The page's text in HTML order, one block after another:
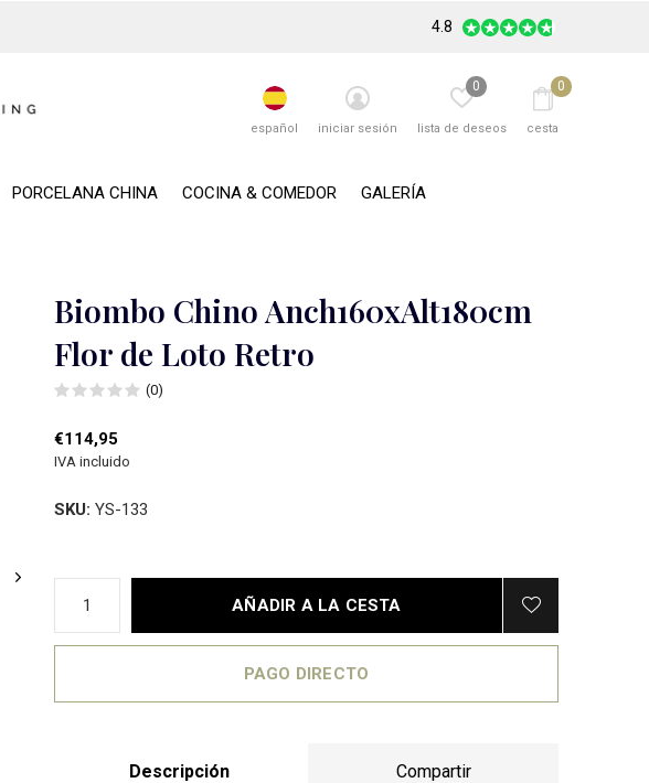
PORCELANA CHINA COCINA & COMEDOR GALERÍA
español iniciar sesión lista de deseos
0
cesta
0
4.8
Biombo Chino Anch160xAlt180cm
Flor de Loto Retro
(0)
€114,95
IVA incluido
SKU: YS-133
AÑADIR A LA CESTA
PAGO DIRECTO
Descripción Compartir